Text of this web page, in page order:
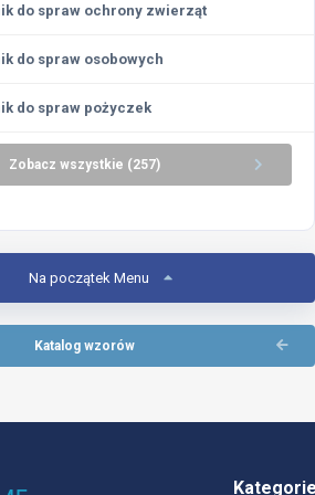
do spraw ochrony zwierząt
do spraw osobowych
do spraw pożyczek
Zobacz wszystkie (257)
Na początek Menu
Katalog wzorów